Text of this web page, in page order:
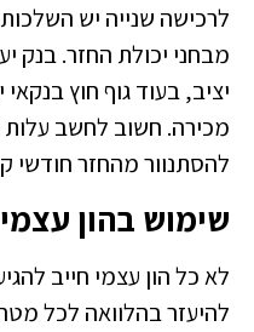
לרכישה שנייה יש
מבחני יכולת החזר. בנק
יציב, בעוד גוף חוץ
מכירה. חשוב לחשב
להסתנוור מהחזר חודשי
שימוש בהון
לא כל הון עצמי חייב
להיעזר בהלוואה לכל